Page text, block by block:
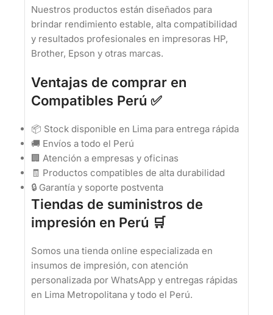
Nuestros productos están diseñados para
brindar rendimiento estable, alta compatibilidad
y resultados profesionales en impresoras HP,
Brother, Epson y otras marcas.
Ventajas de comprar en
Compatibles Perú ✅
📦 Stock disponible en Lima para entrega rápida
🚚 Envíos a todo el Perú
🏢 Atención a empresas y oficinas
🧾 Productos compatibles de alta durabilidad
🔒 Garantía y soporte postventa
Tiendas de suministros de
impresión en Perú 🛒
Somos una tienda online especializada en
insumos de impresión, con atención
personalizada por WhatsApp y entregas rápidas
en Lima Metropolitana y todo el Perú.